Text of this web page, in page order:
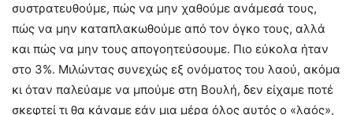
συστρατευθούμε, πώς να μην χαθούμε ανάμεσά τους,
πώς να μην καταπλακωθούμε από τον όγκο τους, αλλά
και πώς να μην τους απογοητεύσουμε. Πιο εύκολα ήταν
στο 3%. Μιλώντας συνεχώς εξ ονόματος του λαού, ακόμα
κι όταν παλεύαμε να μπούμε στη Βουλή, δεν είχαμε ποτέ
σκεφτεί τι θα κάναμε εάν μια μέρα όλος αυτός ο «λαός»,